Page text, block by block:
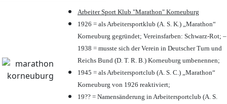
Arbeiter Sport Klub "Marathon" Korneuburg
1926 = als Arbeitersportklub (A. S. K.) „Marathon“
Korneuburg gegründet; Vereinsfarben: Schwarz-Rot; –
1938 = musste sich der Verein in Deutscher Turn und
Reichs Bund (D. T. R. B.) Korneuburg umbenennen;
1945 = als Arbeitersportclub (A. S. C.) „Marathon“
Korneuburg von 1926 reaktiviert;
19?? = Namensänderung in Arbeitersportclub (A. S.